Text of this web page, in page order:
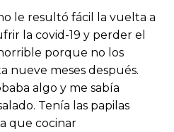
le resultó fácil la vuelta a
la covid-19 y perder el
porque no los
nueve meses después.
algo y me sabía
Tenía las papilas
que cocinar